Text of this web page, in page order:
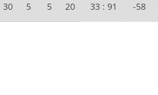
30 5 5 20 33 : 91 -58